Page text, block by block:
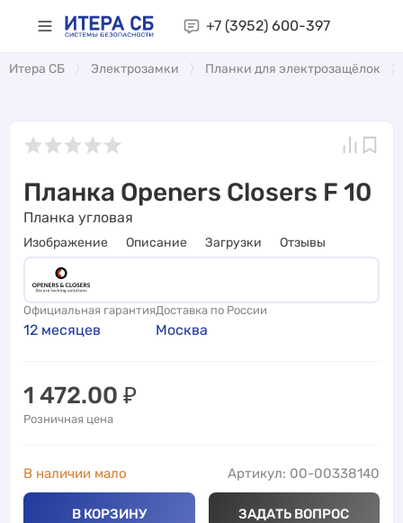
+7 (3952) 600-397
Итера СБ Электрозамки Планки для электрозащёлок
Планка Openers Closers F 10
Планка угловая
Изображение Описание Загрузки Отзывы
Официальная гарантия
12 месяцев
Доставка по России
Москва
1 472.00 ₽
Розничная цена
В наличии мало Артикул: 00-00338140
В КОРЗИНУ ЗАДАТЬ ВОПРОС